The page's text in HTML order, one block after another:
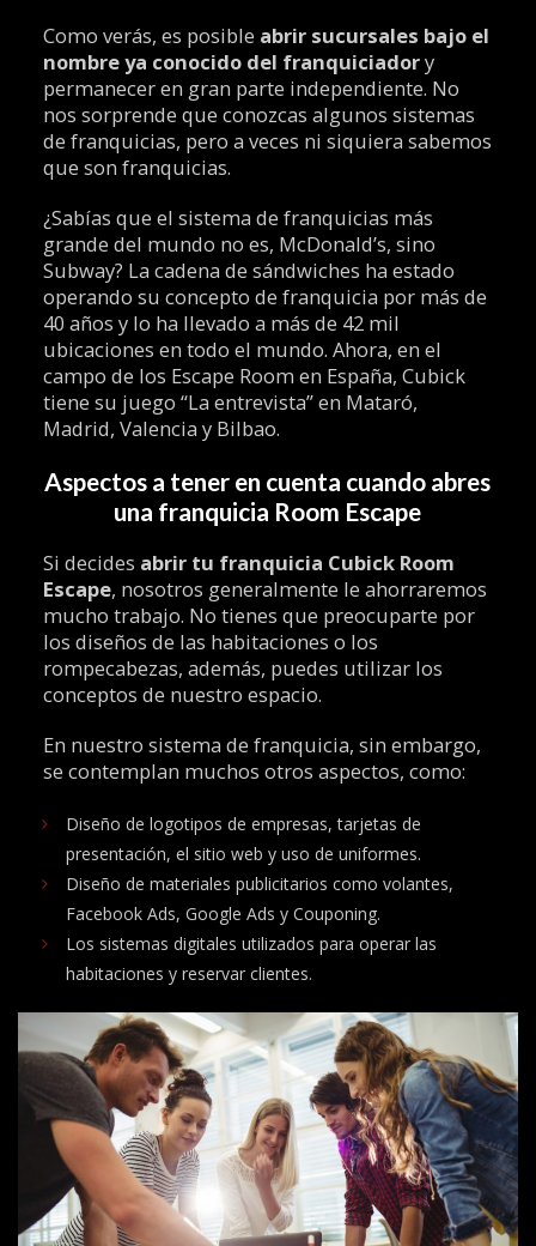
Como verás, es posible abrir sucursales bajo el
nombre ya conocido del franquiciadory
permanecer en gran parte independiente. No
nos sorprende que conozcas algunos sistemas
de franquicias, pero a veces ni siquiera sabemos
que son franquicias.
¿Sabías que el sistema de franquicias más
grande del mundo no es, McDonald’s, sino
Subway? La cadena de sándwiches ha estado
operando su concepto de franquicia por más de
40 años y lo ha llevado a más de 42 mil
ubicaciones en todo el mundo. Ahora, en el
campo de los Escape Room en España, Cubick
tiene su juego “La entrevista” en Mataró,
Madrid, Valencia y Bilbao.
Aspectos a tener en cuenta cuando abres
una franquicia Room Escape
Si decides abrir tu franquicia Cubick Room
Escape, nosotros generalmente le ahorraremos
mucho trabajo. No tienes que preocuparte por
los diseños de las habitaciones o los
rompecabezas, además, puedes utilizar los
conceptos de nuestro espacio.
En nuestro sistema de franquicia, sin embargo,
se contemplan muchos otros aspectos, como:
Diseño de logotipos de empresas, tarjetas de
presentación, el sitio web y uso de uniformes.
Diseño de materiales publicitarios como volantes,
Facebook Ads, Google Ads y Couponing.
Los sistemas digitales utilizados para operar las
habitaciones y reservar clientes.